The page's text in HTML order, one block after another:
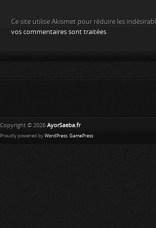
Ce site utilise Akismet pour réduire les
vos commentaires sont traitées.
Copyright © 2026 AyorSaeba.fr
Proudly powered by WordPress. GamePress